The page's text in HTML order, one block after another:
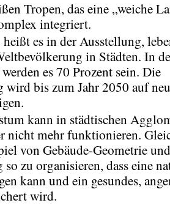
Tropen, das eine „weiche
integriert.
es in der Ausstellung,
in Städten. In
es 70 Prozent sein. Die
wird bis zum Jahr 2050 auf
kann in städtischen
nicht mehr funktionieren.
von Gebäude-Geometrie und
so zu organisieren, dass eine
kann und ein gesundes,
wird.